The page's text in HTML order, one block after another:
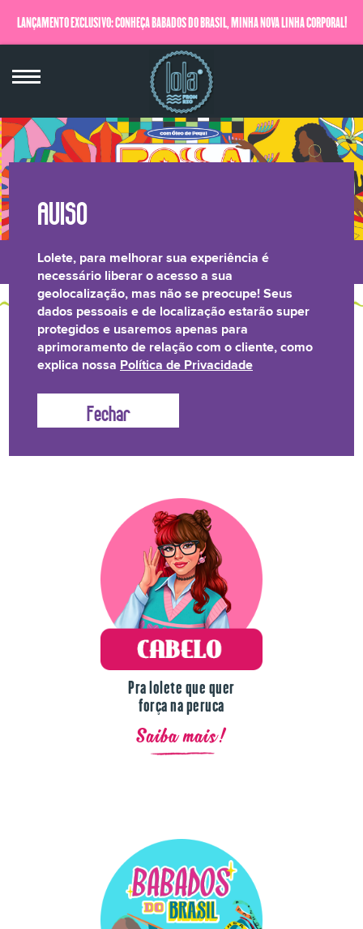
LANÇAMENTO EXCLUSIVO: CONHEÇA BABADOS DO BRASIL, MINHA NOVA LINHA CORPORAL!
QUERO SABER MAIS
LONGEVIDADE
CAPILAR
BRILHO LAMELAR CRESPOS &
CACHOS TRANSPARÊNCIA
AQUI TEM CONTEÚDO
Lolete não fica na mão! Temos uma linha de produtos
para o drama de cada dia.
Pra lolete que quer
força na peruca
Saiba mais!
Lolete, para melhorar sua experiência é
necessário liberar o acesso a sua
geolocalização, mas não se preocupe! Seus
dados pessoais e de localização estarão super
protegidos e usaremos apenas para
aprimoramento de relação com o cliente, como
explica nossa Política de Privacidade